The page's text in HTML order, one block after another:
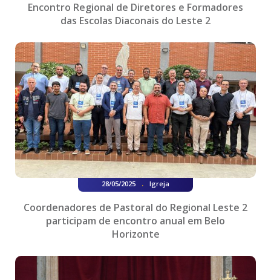
Encontro Regional de Diretores e Formadores
das Escolas Diaconais do Leste 2
28/05/2025 . Igreja
Coordenadores de Pastoral do Regional Leste 2
participam de encontro anual em Belo
Horizonte